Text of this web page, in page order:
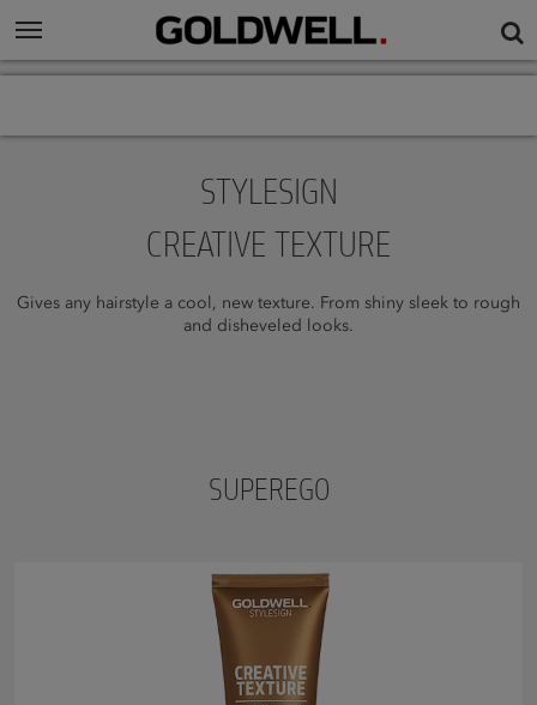
STYLESIGN
CREATIVE TEXTURE
Gives any hairstyle a cool, new texture. From shiny sleek to rough
and disheveled looks.
SUPEREGO